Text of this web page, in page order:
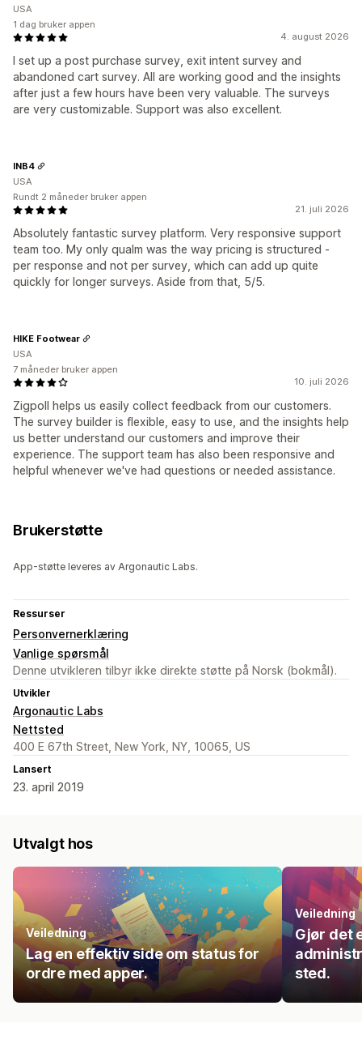
4. august 2026
I set up a post purchase survey, exit intent survey and
abandoned cart survey. All are working good and the insights
after just a few hours have been very valuable. The surveys
are very customizable. Support was also excellent.
USA
1 dag bruker appen
21. juli 2026
Absolutely fantastic survey platform. Very responsive support
team too. My only qualm was the way pricing is structured -
per response and not per survey, which can add up quite
quickly for longer surveys. Aside from that, 5/5.
INB4
USA
Rundt 2 måneder bruker appen
10. juli 2026
Zigpoll helps us easily collect feedback from our customers.
The survey builder is flexible, easy to use, and the insights help
us better understand our customers and improve their
experience. The support team has also been responsive and
helpful whenever we've had questions or needed assistance.
HIKE Footwear
USA
7 måneder bruker appen
Brukerstøtte
App-støtte leveres av Argonautic Labs.
Ressurser
Personvernerklæring
Vanlige spørsmål
Denne utvikleren tilbyr ikke direkte støtte på Norsk (bokmål).
Utvikler
Argonautic Labs
Nettsted
400 E 67th Street, New York, NY, 10065, US
Lansert
23. april 2019
Utvalgt hos
Veiledning
Lag en effektiv side om status for
ordre med apper.
Veiledning
Gjør det
sted.